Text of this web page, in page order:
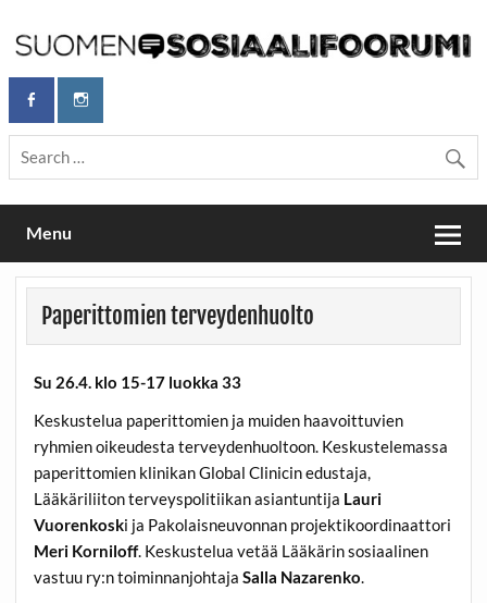
content
Maailmanparannuspäivät / Suomen
Sosiaalifoorumi
Maailmanparannuspäivät Lapinlahden Lähteellä, Helsingissä
26.–27.9.2026
Menu
Paperittomien terveydenhuolto
Su 26.4. klo 15-17 luokka 33
Keskustelua paperittomien ja muiden haavoittuvien
ryhmien oikeudesta terveydenhuoltoon. Keskustelemassa
paperittomien klinikan Global Clinicin edustaja,
Lääkäriliiton terveyspolitiikan asiantuntija Lauri
Vuorenkoski ja Pakolaisneuvonnan projektikoordinaattori
Meri Korniloff. Keskustelua vetää Lääkärin sosiaalinen
vastuu ry:n toiminnanjohtajaSalla Nazarenko.